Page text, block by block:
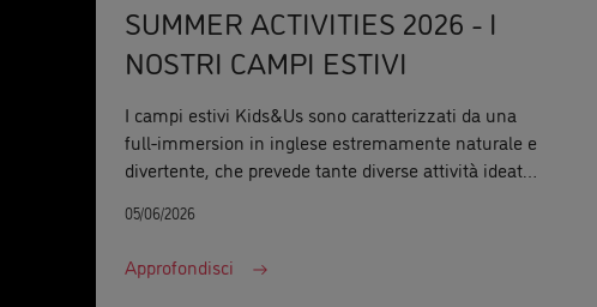
SUMMER ACTIVITIES 2026 - I
NOSTRI CAMPI ESTIVI
I campi estivi Kids&Us sono caratterizzati da una
full-immersion in inglese estremamente naturale e
divertente, che prevede tante diverse attività ideate
sì che i bambini partecipino attivamente e
giochi, canzoni, balli, laboratori creativi e molto
05/06/2026
Approfondisci